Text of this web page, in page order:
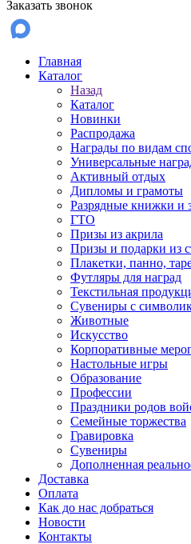
Заказать звонок
Главная
Каталог
Назад
Каталог
Новинки
Распродажа
Награды по видам
Универсальные
Активный отдых
Дипломы и грамоты
Разрядные книжки и
ГТО
Призы из акрила
Призы и подарки из
Плакетки, панно,
Футляры для наград
Текстильная
Сувениры с
Животные
Искусство
Корпоративные
Настольные игры
Образование
Профессии
Праздники родов
Семейные торжества
Гравировка
Сувениры
Дополненная
Доставка
Оплата
Как до нас добраться
Новости
Контакты